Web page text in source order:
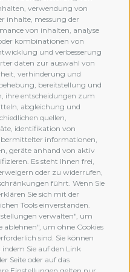
verwendung von
inhalte, messung der
von inhalten, analyse
kombinationen von
und verbesserung
daten zur auswahl von
verhinderung und
bereitstellung und
ihre entscheidungen zum
abgleichung und
quellen,
identifikation von
informationen,
geräte anhand von aktiv
Es steht Ihnen frei,
oder zu widerrufen,
führt. Wenn Sie
Sie sich mit der
Tools einverstanden.
verwalten", um
ablehnen", um ohne Cookies
sind. Sie können
Sie auf den Link
Seite oder auf das